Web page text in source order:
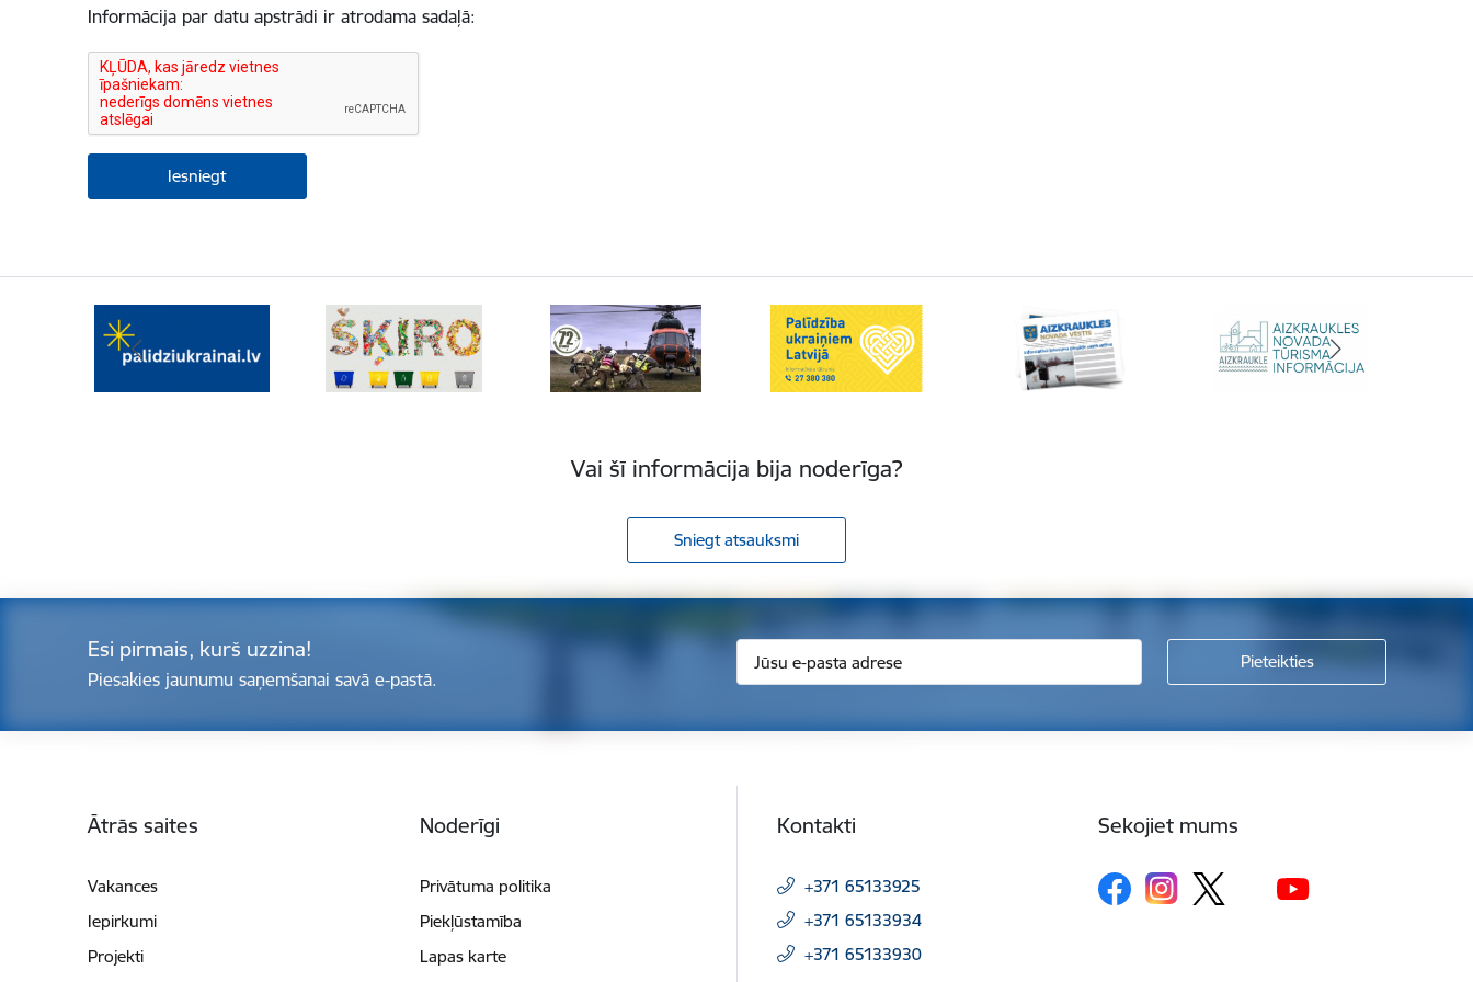
Informācija par datu apstrādi ir atrodama sadaļā:
Vai šī informācija bija noderīga?
Sniegt atsauksmi
Esi pirmais, kurš uzzina!
Piesakies jaunumu saņemšanai savā e-pastā.
Ātrās saites
Vakances
Iepirkumi
Projekti
Noderīgi
Privātuma politika
Piekļūstamība
Lapas karte
Kontakti
+371 65133925
+371 65133934
+371 65133930
Sekojiet mums